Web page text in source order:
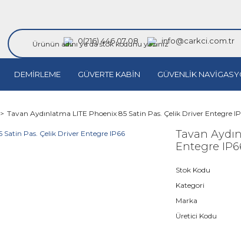
0(216) 446 07 08 info@carkci.com.tr
DEMİRLEME GÜVERTE KABİN GÜVENLİK
Tavan Aydınlatma LITE Phoenix 85 Satin Pas. Çelik Driver Entegre
Tavan
Entegre
Stok Kodu
Kategori
Marka
Üretici Kodu